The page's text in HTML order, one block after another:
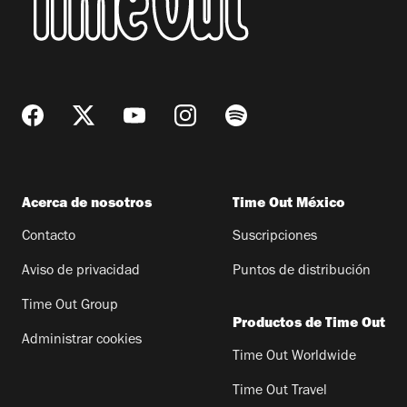
Acerca de nosotros
Contacto
Aviso de privacidad
Time Out Group
Administrar cookies
Time Out México
Suscripciones
Puntos de distribución
Productos de Time Out
Time Out Worldwide
Time Out Travel